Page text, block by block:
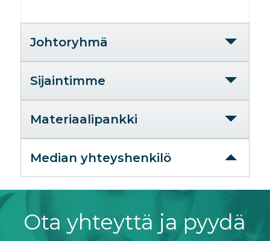
Johtoryhmä
Sijaintimme
Materiaalipankki
Median yhteyshenkilö
Ota yhteyttä ja pyydä